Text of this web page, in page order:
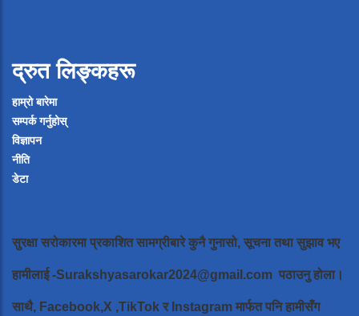
द्रुत लिङ्कहरू
हाम्रो बारेमा
सम्पर्क गर्नुहोस्
विज्ञापन
नीति
डेटा
सुरक्षा सरोकारमा प्रकाशित सामग्रीबारे कुनै गुनासो, सूचना तथा सुझाव भए
हामीलाई-Surakshyasarokar2024@gmail.com पठाउनु होला।
साथै, Facebook,X ,TikTok र Instagram मार्फत पनि हामीसँग